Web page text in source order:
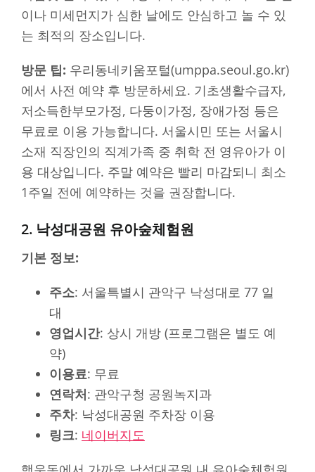
이나 미세먼지가 심한 날에도 안심하고 놀 수 있
는 최적의 장소입니다.
방문 팁: 우리동네키움포털(umppa.seoul.go.kr)
에서 사전 예약 후 방문하세요. 기초생활수급자,
저소득한부모가정, 다둥이가정, 장애가정 등은
무료로 이용 가능합니다. 서울시민 또는 서울시
소재 직장인의 직계가족 중 취학 전 영유아가 이
용 대상입니다. 주말 예약은 빨리 마감되니 최소
1주일 전에 예약하는 것을 권장합니다.
2. 낙성대공원 유아숲체험원
기본 정보:
주소: 서울특별시 관악구 낙성대로 77 일
대
영업시간: 상시 개방 (프로그램은 별도 예
약)
이용료: 무료
연락처: 관악구청 공원녹지과
주차: 낙성대공원 주차장 이용
링크: 네이버지도